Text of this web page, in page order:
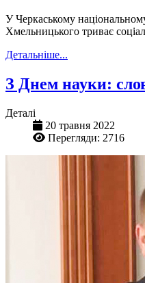
У Черкаському
Хмельницького триває
Детальніше...
З Днем науки:
Деталі
20 травня 2022
Перегляди: 2716